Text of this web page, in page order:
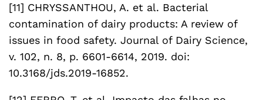
[11] CHRYSSANTHOU, A. et al. Bacterial
contamination of dairy products: A review of
issues in food safety. Journal of Dairy Science,
v. 102, n. 8, p. 6601-6614, 2019. doi:
10.3168/jds.2019-16852.